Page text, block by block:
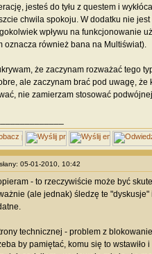
jesteś do tyłu z questem i
chwila spokoju. W dodatku nie
wpływu na funkcjonowanie
oznacza również bana na Multiświat).
że zaczynam rozważać tego
ale zaczynam brać pod uwagę, że
nie zamierzam stosować
05-01-2010, 10:42
- to rzeczywiście może być
(ale jednak) śledzę te
technicznej - problem z
by pamiętać, komu się to